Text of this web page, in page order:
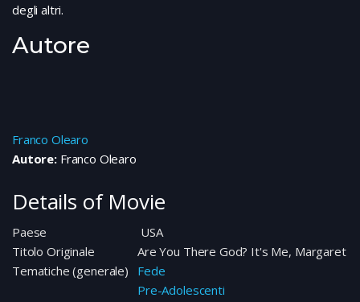
degli altri.
Autore
Franco Olearo
Autore:Franco Olearo
Details of Movie
Paese
USA
Titolo Originale
Are You There God? It's Me, Margaret
Tematiche (generale)
Fede
Pre-Adolescenti